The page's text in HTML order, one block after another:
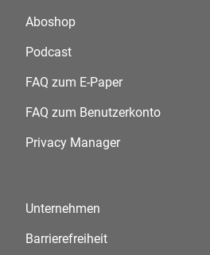
Aboshop
Podcast
FAQ zum E-Paper
FAQ zum Benutzerkonto
Privacy Manager
Unternehmen
Barrierefreiheit